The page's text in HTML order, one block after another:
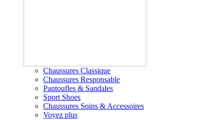
Chaussures Classique
Chaussures Responsable
Pantoufles & Sandales
Sport Shoes
Chaussures Soins & Accessoires
Voyez plus